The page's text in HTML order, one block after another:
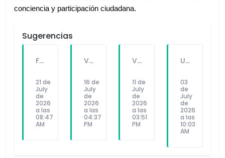
conciencia y participación ciudadana.
Sugerencias
FALLECE FORTUNATO CHUQUITAYPE ANDRADE, “EL CHOLO”, REFERENTE DE LA SOLIDARIDAD Y LA CULTURA EN VILLA EL SALVADOR
21 de
July
de
2026
a las
08:47
AM
VILLA EL SALVADOR RECIBE A ANA CORREA PARA PRESENTAR LIBRO SOBRE MEMORIA, TEATRO Y RESISTENCIA DURANTE EL CONFLICTO ARMADO INTERNO.
16 de
July
de
2026
a las
04:37
PM
VILLA EL SALVADOR: EL ALCALDE GUIDO IÑIGO PERALTA PRIORIZÓ CONCIERTO DE SOMOS PERÚ Y NO ASISTIÓ AL DESFILE ESCOLAR CÍVICO CULTURAL 2026
11 de
July
de
2026
a las
03:51
PM
UNIVERSIDAD SEÑOR DE SIPÁN PRESENTÓ ROBOT HUMANOIDE DE ÚLTIMA GENERACIÓN PARA FORTALECER LA INVESTIGACIÓN Y LA FORMACIÓN ACADÉMICA
03
de
July
de
2026
a las
10:03
AM